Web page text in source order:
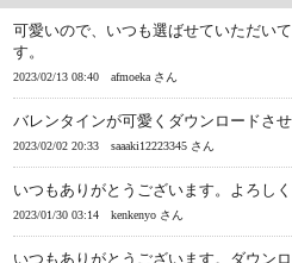
可愛いので、いつも選ばせていただい
す。
2023/02/13 08:40 afmoeka さん
バレンタインが可愛くダウンロードさせ
2023/02/02 20:33 saaaki12223345 さん
いつもありがとうございます。よろし
2023/01/30 03:14 kenkenyo さん
いつもありがとうございます。ダウン